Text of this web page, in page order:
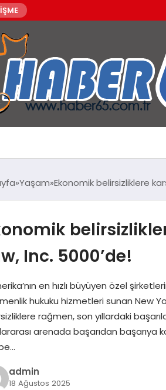
Yaşam Ekonomik belirsizliklere
Inc. 5000’de!
en hızlı büyüyen özel
hukuku hizmetleri sunan New
rağmen, son yıllardaki
arenada başarıdan başarıya
admin
18 Ağustos 2025